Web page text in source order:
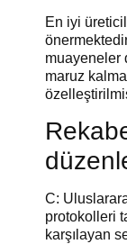
En iyi
muayeneler
maruz
C:
protokolleri
karşılayan